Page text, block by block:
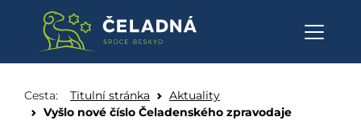
Cesta: Titulní stránka
Aktuality
Vyšlo nové číslo Čeladenského zpravodaje